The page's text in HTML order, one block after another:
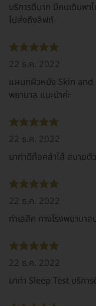
บริการดีมาก มีคนเดินพ
ไปส่งถึงลิฟท์
22 ธ.ค. 2022
แผนกผิวหนัง Skin and
พยาบาล แนะนำค่ะ
22 ธ.ค. 2022
มาทำดีท๊อคลำไส้ สบาย
22 ธ.ค. 2022
ทำเลสิค ทางโรงพยาบา
22 ธ.ค. 2022
มาทำ Sleep Test บริก